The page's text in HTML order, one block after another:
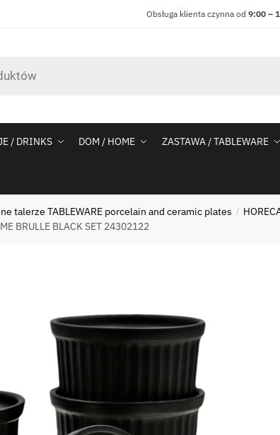
Obsługa klienta czynna od 9:00 –
/ DRINKS DOM / HOME ZASTAWA / TABLEWARE
talerze TABLEWARE porcelain and ceramic plates /
BRULLE BLACK SET 24302122